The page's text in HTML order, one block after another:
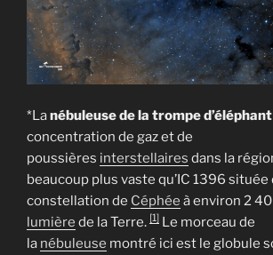
*Lanébuleuse de la trompe d’éléphant
concentration de gaz et de
poussières interstellaires dans la
beaucoup plus vaste qu’IC 1396 située
constellation de Céphée à environ 2
lumière de la Terre. [1] Le morceau de
la nébuleuse montré ici est le globule